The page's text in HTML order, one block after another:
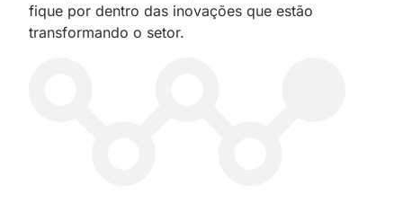
fique por dentro das inovações que estão
transformando o setor.